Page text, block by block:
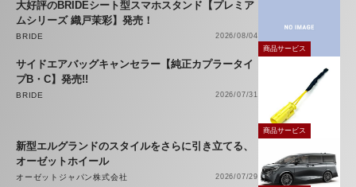
大好評のBRIDEシート型スマホスタンド【プレミア
ムシリーズ 織戸茉彩】発売！
BRIDE
2026/08/04
商品サービス
サイドエアバッグキャンセラー【純正カプラータイ
プB・C】発売!!
BRIDE 2026/07/31
商品サービス
新型エルグランドのスタイルをさらに引き立てる、
オーゼットホイール
オーゼットジャパン株式会社
2026/07/29